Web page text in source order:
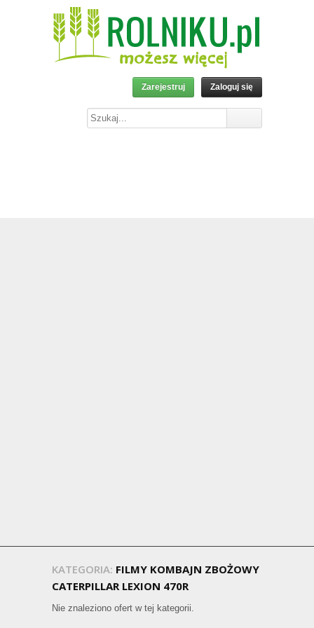
Zarejestruj Zaloguj się
KATEGORIA: FILMY KOMBAJN ZBOŻOWY
CATERPILLAR LEXION 470R
Nie znaleziono ofert w tej kategorii.